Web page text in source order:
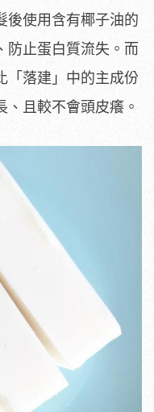
後使用含有椰子油的
防止蛋白質流失。而
「落建」中的主成份
、且較不會頭皮癢。